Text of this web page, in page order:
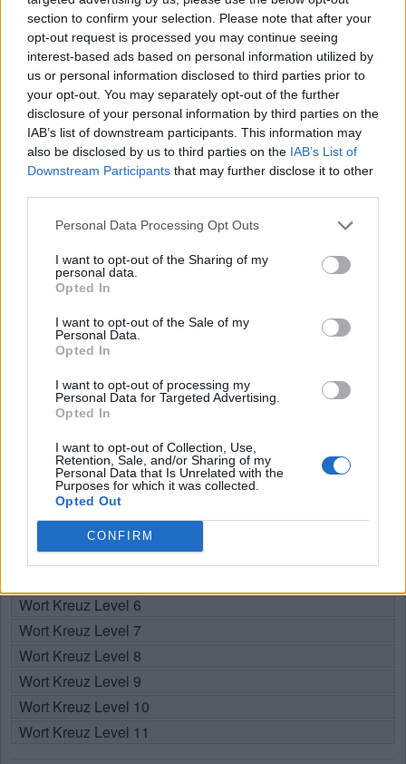
section to confirm your selection. Please note that after your
opt-out request is processed you may continue seeing
interest-based ads based on personal information utilized by
us or personal information disclosed to third parties prior to
your opt-out. You may separately opt-out of the further
disclosure of your personal information by third parties on the
IAB’s list of downstream participants. This information may
also be disclosed by us to third parties on the IAB’s List of
Downstream Participants that may further disclose it to other
Personal Data Processing Opt Outs
I want to opt-out of the Sharing of my
personal data.
Opted In
I want to opt-out of the Sale of my
Personal Data.
Opted In
I want to opt-out of processing my
Personal Data for Targeted Advertising.
Opted In
I want to opt-out of Collection, Use,
Retention, Sale, and/or Sharing of my
Personal Data that Is Unrelated with the
Purposes for which it was collected.
Opted Out
CONFIRM
mit Ihrer Freundesliste, mehr Spieler bedeutet mehr Umsatz
für den Entwickler, also helfen Sie ihm zu wachsen.
Suche nach Buchstaben.
Geben Sie alle Buchstaben
des Puzzles ein:
Suche
nach
Buchstaben.
Puzzles
Wählen Sie Ihr Puzzle aus:
Puzzle nicht gefunden.
Hier können Sie nach Ihrer Antwort anhand der
Levelnummer suchen, aber wir empfehlen Ihnen, die Suche
nach Buchstaben zu verwenden.
Wählen Sie Ihr Level:
Wort Kreuz Level 1
Wort Kreuz Level 2
Wort Kreuz Level 3
Wort Kreuz Level 4
Wort Kreuz Level 6
Wort Kreuz Level 7
Wort Kreuz Level 8
Wort Kreuz Level 9
Wort Kreuz Level 10
Wort Kreuz Level 11